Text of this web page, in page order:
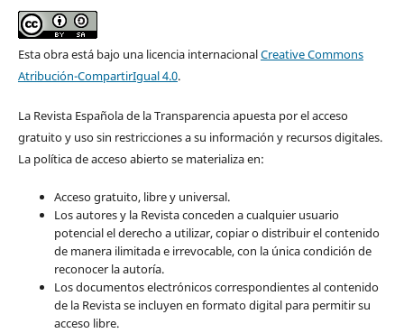
Esta obra está bajo una licencia internacionalCreative Commons
Atribución-CompartirIgual 4.0.
La Revista Española de la Transparencia apuesta por el acceso
gratuito y uso sin restricciones a su información y recursos digitales.
La política de acceso abierto se materializa en:
Acceso gratuito, libre y universal.
Los autores y la Revista conceden a cualquier usuario
potencial el derecho a utilizar, copiar o distribuir el contenido
de manera ilimitada e irrevocable, con la única condición de
reconocer la autoría.
Los documentos electrónicos correspondientes al contenido
de la Revista se incluyen en formato digital para permitir su
acceso libre.